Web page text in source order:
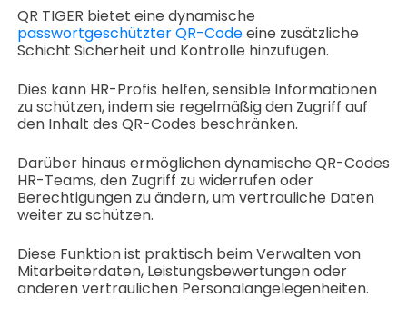
QR TIGER bietet eine dynamische
passwortgeschützter QR-Codeeine zusätzliche
Schicht Sicherheit und Kontrolle hinzufügen.
Dies kann HR-Profis helfen, sensible Informationen
zu schützen, indem sie regelmäßig den Zugriff auf
den Inhalt des QR-Codes beschränken.
Darüber hinaus ermöglichen dynamische QR-Codes
HR-Teams, den Zugriff zu widerrufen oder
Berechtigungen zu ändern, um vertrauliche Daten
weiter zu schützen.
Diese Funktion ist praktisch beim Verwalten von
Mitarbeiterdaten, Leistungsbewertungen oder
anderen vertraulichen Personalangelegenheiten.